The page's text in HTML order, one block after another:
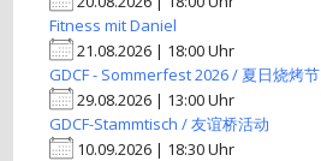
Fitness mit Daniel
21.08.2026 | 18:00 Uhr
GDCF - Sommerfest 2026 / 夏日烧烤节
29.08.2026 | 13:00 Uhr
GDCF-Stammtisch / 友谊桥活动
10.09.2026 | 18:30 Uhr